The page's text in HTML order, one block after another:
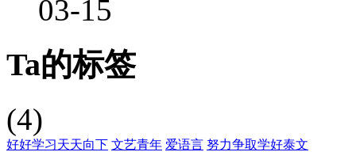
03-15
Ta的标签
(4)
好好学习天天向下 文艺青年 爱语言 努力争取学好泰文